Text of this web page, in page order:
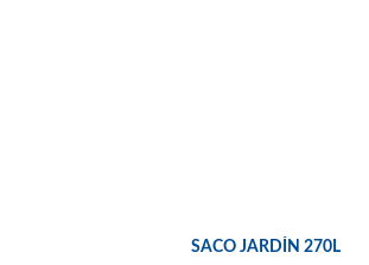
SACO JARDÍN 270L